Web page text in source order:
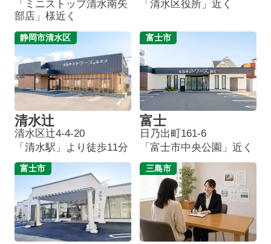
「ミニストップ清水南矢
部店」様近く
「清水区役所」近く
静岡市清水区
清水辻
清水区辻4-4-20
「清水駅」より徒歩11分
富士市
富士
日乃出町161-6
「富士市中央公園」近く
富士市 三島市